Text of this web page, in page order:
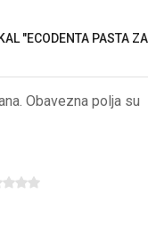
"ECODENTA PASTA
Obavezna polja su